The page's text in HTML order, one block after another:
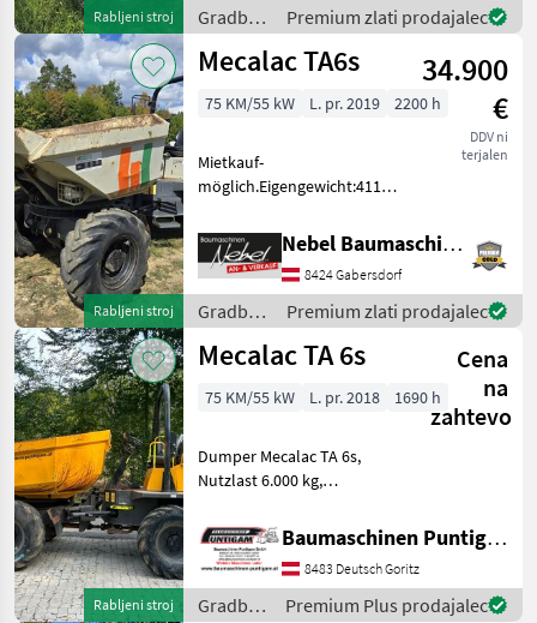
Rabljeni stroj
Gradbeni
stroji /
Mecalac
Premium zlati prodajalec
Rabljeni stroj
Mecalac TA6s
34.900
€
DDV ni
terjalen
75 KM/55 kW L. pr. 2019 2200 h
Mietkauf-
möglich.Eigengewicht:4110kg,
stroji Gradbeni prekucnik
Nebel Baumaschinen
8424 Gabersdorf
Gradbeni
stroji /
Mecalac
Premium zlati prodajalec
Rabljeni stroj
Mecalac TA 6s
Cena
na
zahtevo
75 KM/55 kW L. pr. 2018 1690 h
Dumper Mecalac TA 6s,
Nutzlast 6.000 kg,
Referenznummer: 973
Baumaschinen Puntigam
GmbH Unser Spezialgebiet:
Ankauf - Verkauf - Vermiet
Baumaschinen Puntigam GmbH
8483 Deutsch Goritz
Gradbeni
Premium Plus prodajalec